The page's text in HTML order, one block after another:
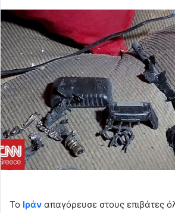
Το Ιράν απαγόρευσε στους επιβάτες